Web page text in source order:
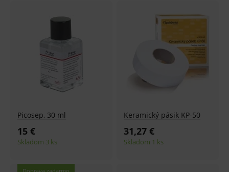
Picosep, 30 ml
15 €
Skladom 3 ks
Keramický pásik KP-50
31,27 €
Skladom 1 ks